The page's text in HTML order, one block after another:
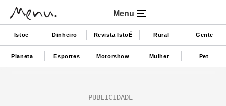
Menu
Istoe Dinheiro Revista IstoÉ Rural Gente
Planeta Esportes Motorshow Mulher Pet